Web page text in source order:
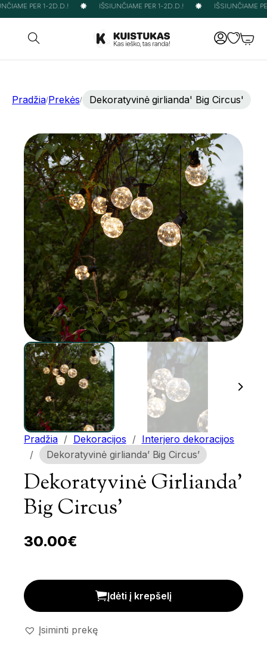
PER 1-2D.D.! IŠSIUNČIAME PER 1-2D.D.! IŠSIUNČIAME
Pradžia/Prekės/ Dekoratyvinė girlianda' Big Circus'
Pradžia / Dekoracijos / Interjero dekoracijos
/
Dekoratyvinė girlianda’ Big Circus’
Dekoratyvinė Girlianda’
Big Circus’
30.00€
Dekoratyvinė girlianda' Big Circus' kiekis
Įdėti į krepšelį
Įsiminti prekę